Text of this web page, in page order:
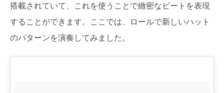
搭載されていて、これを使うことで緻密なビートを表現
することができます。ここでは、ロールで新しいハット
のパターンを演奏してみました。